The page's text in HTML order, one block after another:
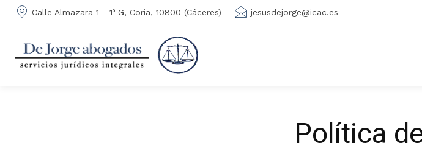
Calle Almazara 1 - 1º G, Coria, 10800 (Cáceres) jesusdejorge@icac.es
Política